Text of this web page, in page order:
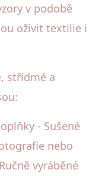
v podobě
oživit textilie i
střídmé a
- Sušené
nebo
vyráběné